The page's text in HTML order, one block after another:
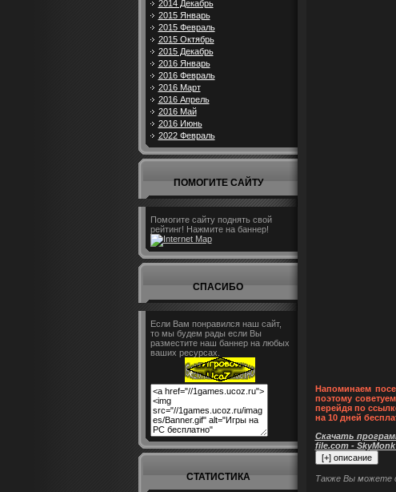
2014 Декабрь
2015 Январь
2015 Февраль
2015 Октябрь
2015 Декабрь
2016 Январь
2016 Февраль
2016 Март
2016 Апрель
2016 Май
2016 Июнь
2022 Февраль
ПОМОГИТЕ САЙТУ
Помогите сайту поднять свой
рейтинг! Нажмите на баннер!
СПАСИБО
Если Вам понравился наш сайт,
то мы будем рады если Вы
разместите наш баннер на любых
ваших ресурсах.
СТАТИСТИКА
Напоминаем
поэтому
перейдя по
на 10 дней
Скачать
file.com -
Также Вы можете